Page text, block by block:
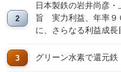
日本製鉄の岩井尚彦
旨 実力利益、年率９
に、さらなる利益成長
グリーン水素で還元